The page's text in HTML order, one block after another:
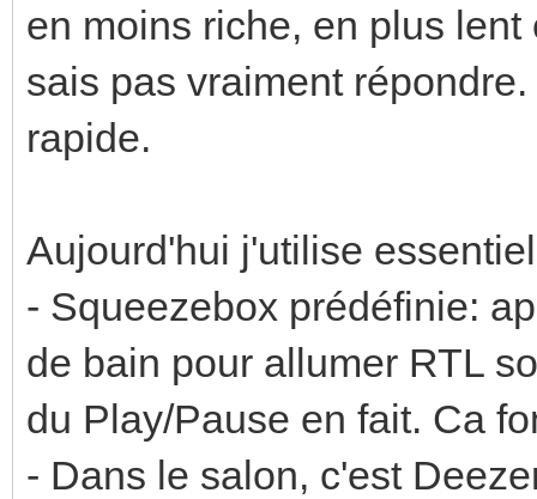
en moins riche, en plus
sais pas vraiment
rapide.
Aujourd'hui j'utilise
- Squeezebox prédéfinie:
de bain pour allumer RTL
du Play/Pause en fait. Ca
- Dans le salon, c'est